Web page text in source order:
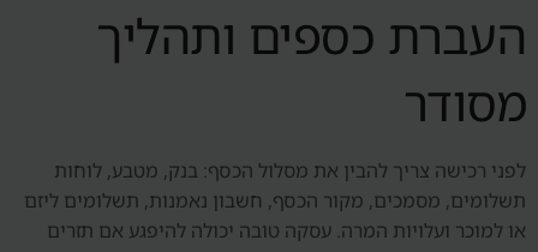
העברת כספים ותהליך
מסודר
לפני רכישה צריך להבין את מסלול הכסף: בנק, מטבע, לוחות
תשלומים, מסמכים, מקור הכסף, חשבון נאמנות, תשלומים ליזם
או למוכר ועלויות המרה. עסקה טובה יכולה להיפגע אם תזרים